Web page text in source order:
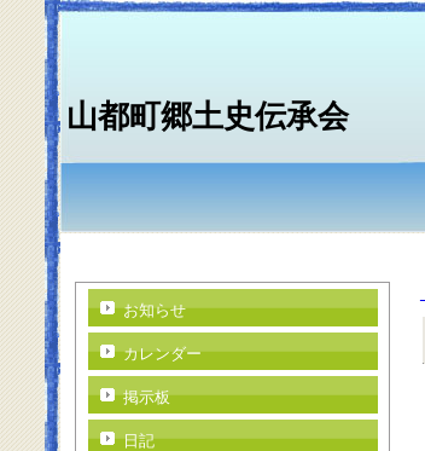
山都町郷土史伝承会
お知らせ
カレンダー
掲示板
日記